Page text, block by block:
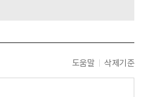
도움말 삭제기준